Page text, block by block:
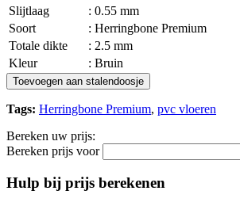
Slijtlaag
: 0.55 mm
Soort
: Herringbone Premium
Totale dikte
: 2.5 mm
Kleur
: Bruin
Toevoegen aan stalendoosje
Tags: Herringbone Premium, pvc vloeren
Bereken uw prijs:
Bereken prijs voor
Hulp bij prijs berekenen